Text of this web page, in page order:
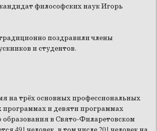
философских наук Игорь
поздравили члены
и студентов.
на трёх основных профессиональных
программах и девяти программах
образования в Свято-Филаретовском